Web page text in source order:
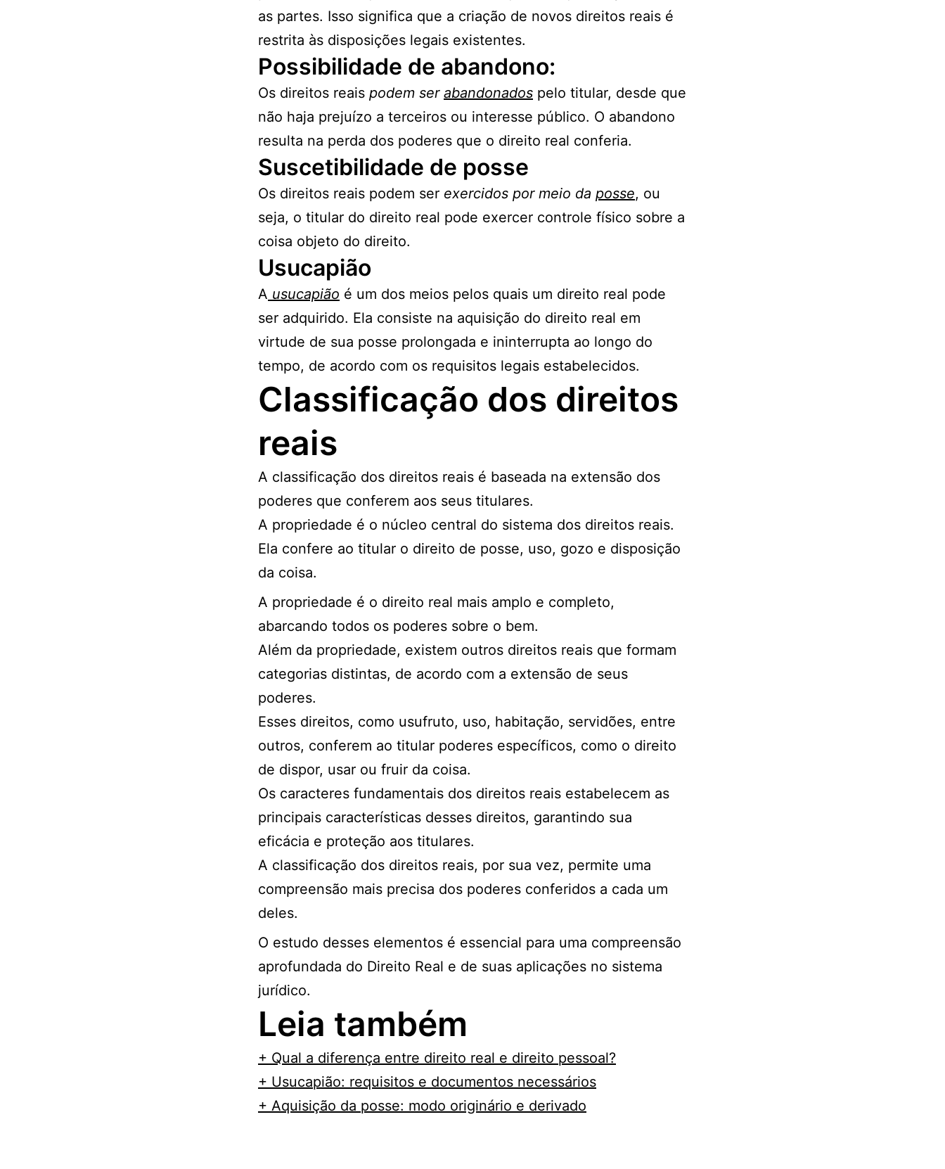
as partes. Isso significa que a criação de novos direitos reais é
restrita às disposições legais existentes.
Possibilidade de abandono:
Os direitos reais podem ser abandonados pelo titular, desde que
não haja prejuízo a terceiros ou interesse público. O abandono
resulta na perda dos poderes que o direito real conferia.
Suscetibilidade de posse
Os direitos reais podem ser exercidos por meio da posse, ou
seja, o titular do direito real pode exercer controle físico sobre a
coisa objeto do direito.
Usucapião
A usucapião é um dos meios pelos quais um direito real pode
ser adquirido. Ela consiste na aquisição do direito real em
virtude de sua posse prolongada e ininterrupta ao longo do
tempo, de acordo com os requisitos legais estabelecidos.
Classificação dos direitos
reais
A classificação dos direitos reais é baseada na extensão dos
poderes que conferem aos seus titulares.
A propriedade é o núcleo central do sistema dos direitos reais.
Ela confere ao titular o direito de posse, uso, gozo e disposição
da coisa.
A propriedade é o direito real mais amplo e completo,
abarcando todos os poderes sobre o bem.
Além da propriedade, existem outros direitos reais que formam
categorias distintas, de acordo com a extensão de seus
poderes.
Esses direitos, como usufruto, uso, habitação, servidões, entre
outros, conferem ao titular poderes específicos, como o direito
de dispor, usar ou fruir da coisa.
Os caracteres fundamentais dos direitos reais estabelecem as
principais características desses direitos, garantindo sua
eficácia e proteção aos titulares.
A classificação dos direitos reais, por sua vez, permite uma
compreensão mais precisa dos poderes conferidos a cada um
deles.
O estudo desses elementos é essencial para uma compreensão
aprofundada do Direito Real e de suas aplicações no sistema
jurídico.
Leia também
+ Qual a diferença entre direito real e direito pessoal?
+ Usucapião: requisitos e documentos necessários
+ Aquisição da posse: modo originário e derivado